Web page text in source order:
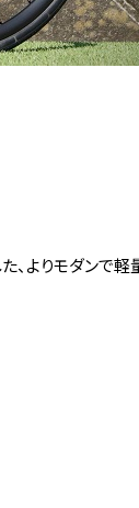
、 よりモダンで軽